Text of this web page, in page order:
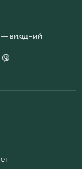
вихідний